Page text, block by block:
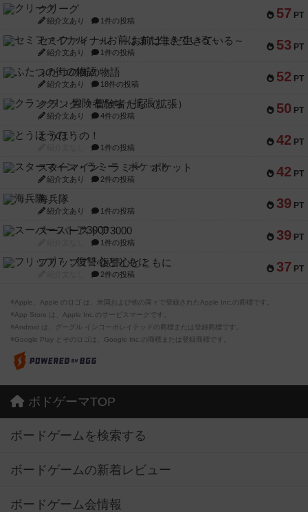
57 PT
クリーグ
紹介文あり 1件の投稿
53 PT
セミファイナル ～お前はまだ生きている～
紹介文あり 1件の投稿
52 PT
ふたつの街の物語
紹介文あり 18件の投稿
50 PT
クランク! ：冒険者たち（拡張）
紹介文あり 4件の投稿
42 PT
とうほうの！
1件の投稿
42 PT
スターマイン・ラミー ポケット
紹介文あり 2件の投稿
39 PT
海兵隊
紹介文あり 1件の投稿
39 PT
スーパーストア3000
1件の投稿
37 PT
フリップ７：復讐心とともに
2件の投稿
※Apple、Apple のロゴ は、米国および他の国々で登録されたApple Inc.の商標です。
※App Store は、Apple Inc.のサービスマークです。
※Android は、グーグル インコーポレイテッドの商標または登録商標です。
※Google Play とそのロゴは、Google Inc.の商標または登録商標です。
ボドゲーマTOP
ボードゲームを検索する
ボードゲームの新着レビュー
ボードゲーム会情報